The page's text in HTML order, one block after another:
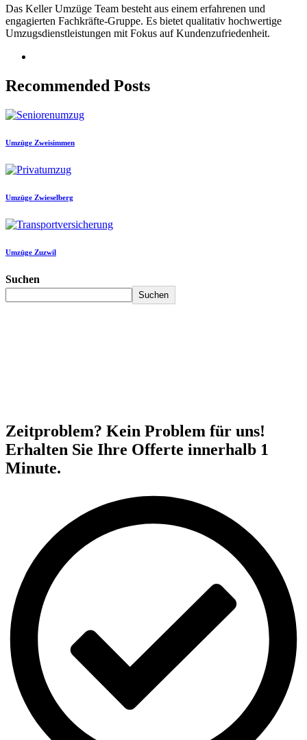
Das Keller Umzüge Team besteht aus einem erfahrenen und
engagierten Fachkräfte-Gruppe. Es bietet qualitativ hochwertige
Umzugsdienstleistungen mit Fokus auf Kundenzufriedenheit.
Recommended Posts
Umzüge Zweisimmen
Umzüge Zwieselberg
Umzüge Zuzwil
Suchen
Suchen
Zeitproblem? Kein Problem für uns!
Erhalten Sie Ihre Offerte innerhalb 1
Minute.